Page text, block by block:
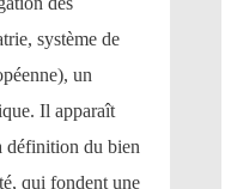
système de
un
Il apparaît
définition du bien
qui fondent une